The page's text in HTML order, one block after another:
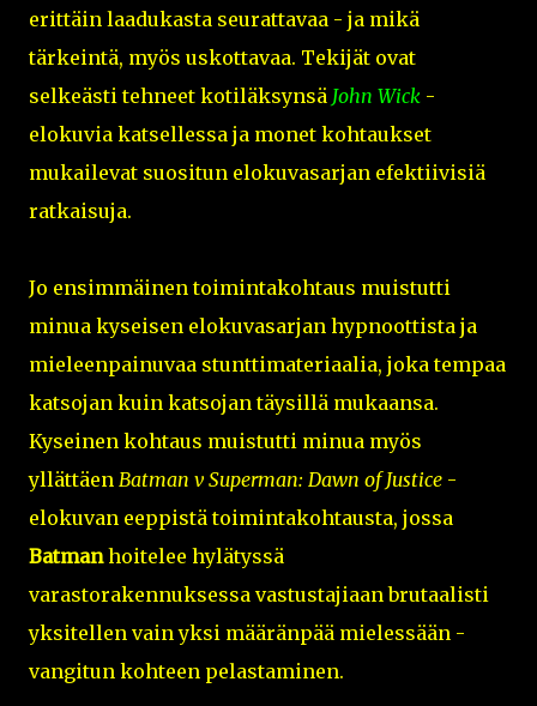
erittäin laadukasta seurattavaa - ja mikä
tärkeintä, myös uskottavaa. Tekijät ovat
selkeästi tehneet kotiläksynsä John Wick -
elokuvia katsellessa ja monet kohtaukset
mukailevat suositun elokuvasarjan efektiivisiä
ratkaisuja.
Jo ensimmäinen toimintakohtaus muistutti
minua kyseisen elokuvasarjan hypnoottista ja
mieleenpainuvaa stunttimateriaalia, joka tempaa
katsojan kuin katsojan täysillä mukaansa.
Kyseinen kohtaus muistutti minua myös
yllättäen Batman v Superman: Dawn of Justice -
elokuvan eeppistä toimintakohtausta, jossa
Batmanhoitelee hylätyssä
varastorakennuksessa vastustajiaan brutaalisti
yksitellen vain yksi määränpää mielessään -
vangitun kohteen pelastaminen.